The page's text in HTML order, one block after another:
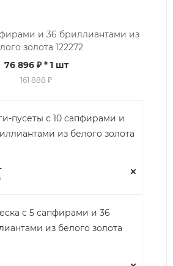
и 36 бриллиантами из
золота 122272
76 896 ₽* 1 шт
161 888 ₽
пусеты с 10 сапфирами и
из белого золота
с 5 сапфирами и 36
из белого золота